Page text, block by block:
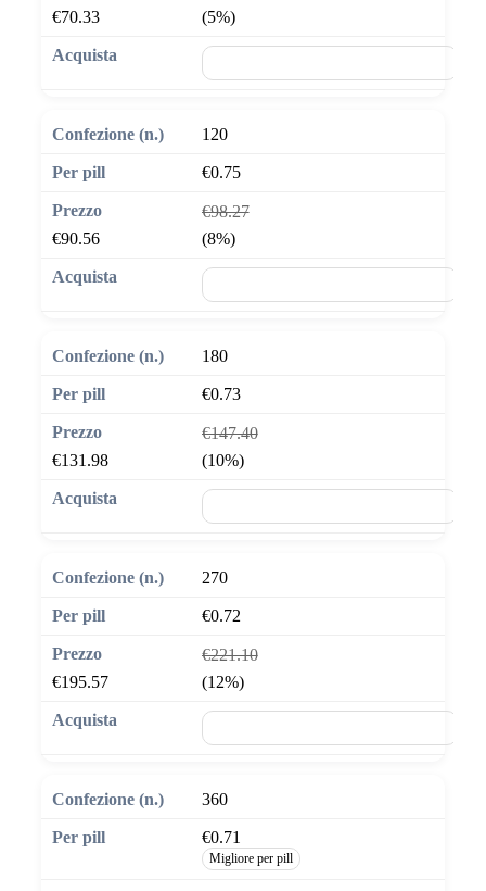
€70.33
(5%)
120
€0.75
€98.27
€90.56
(8%)
180
€0.73
€147.40
€131.98
(10%)
270
€0.72
€221.10
€195.57
(12%)
360
€0.71
Migliore per pill